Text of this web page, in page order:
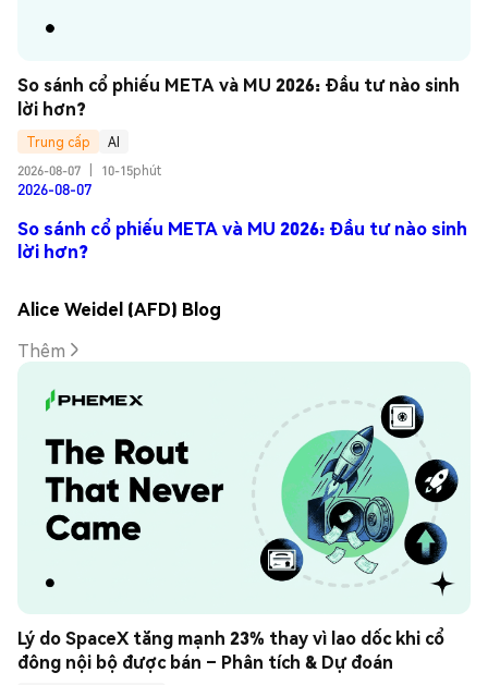
So sánh cổ phiếu META và MU 2026: Đầu tư nào sinh
lời hơn?
Trung cấp
AI
2026-08-07
10-15phút
2026-08-07
So sánh cổ phiếu META và MU 2026: Đầu tư nào sinh
lời hơn?
Alice Weidel (AFD) Blog
Thêm
Lý do SpaceX tăng mạnh 23% thay vì lao dốc khi cổ
đông nội bộ được bán – Phân tích & Dự đoán